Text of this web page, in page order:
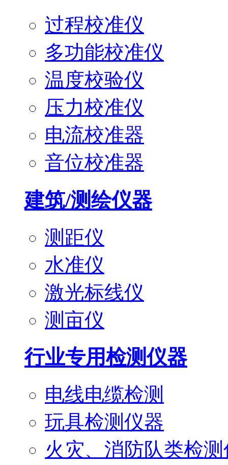
过程校准仪
多功能校准仪
温度校验仪
压力校准仪
电流校准器
音位校准器
建筑/测绘仪器
测距仪
水准仪
激光标线仪
测亩仪
行业专用检测仪器
电线电缆检测
玩具检测仪器
火灾、消防队类检